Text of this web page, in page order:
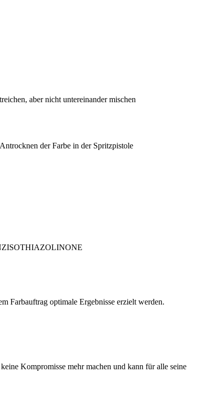
aber nicht untereinander mischen
der Farbe in der Spritzpistole
Farbauftrag optimale Ergebnisse erzielt werden.
Kompromisse mehr machen und kann für alle seine